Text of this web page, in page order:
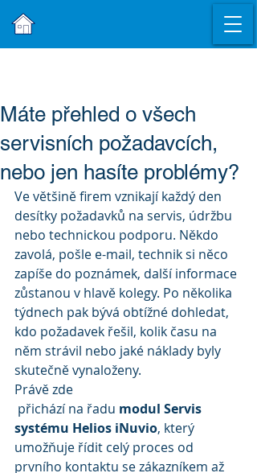
Máte přehled o všech
servisních požadavcích,
nebo jen hasíte problémy?
Ve většině firem vznikají každý den
desítky požadavků na servis, údržbu
nebo technickou podporu. Někdo
zavolá, pošle e-mail, technik si něco
zapíše do poznámek, další informace
zůstanou v hlavě kolegy. Po několika
týdnech pak bývá obtížné dohledat,
kdo požadavek řešil, kolik času na
něm strávil nebo jaké náklady byly
skutečně vynaloženy.
Právě zde
přichází na řadu modul Servis
systému Helios iNuvio, který
umožňuje řídit celý proces od
prvního kontaktu se zákazníkem až